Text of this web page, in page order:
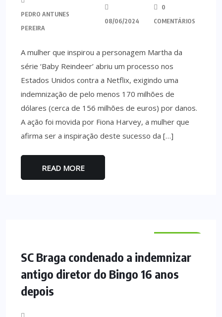
PEDRO ANTUNES
PEREIRA
08/06/2024
0
COMENTÁRIOS
A mulher que inspirou a personagem Martha da
série ‘Baby Reindeer’ abriu um processo nos
Estados Unidos contra a Netflix, exigindo uma
indemnização de pelo menos 170 milhões de
dólares (cerca de 156 milhões de euros) por danos.
A ação foi movida por Fiona Harvey, a mulher que
afirma ser a inspiração deste sucesso da […]
READ MORE
SC Braga condenado a indemnizar
antigo diretor do Bingo 16 anos
depois